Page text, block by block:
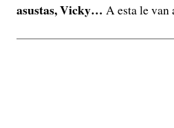
asustas, Vicky… A esta le van